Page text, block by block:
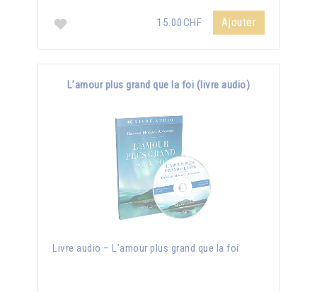
15.00CHF Ajouter
L’amour plus grand que la foi (livre audio)
Livre audio – L’amour plus grand que la foi